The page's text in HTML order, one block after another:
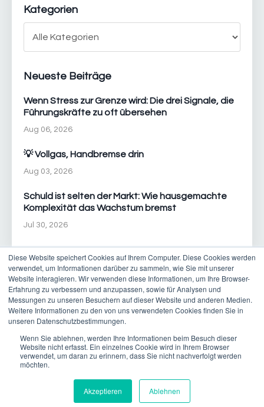
Diese Website speichert Cookies auf Ihrem Computer. Diese Cookies werden
verwendet, um Informationen darüber zu sammeln, wie Sie mit unserer
Website interagieren. Wir verwenden diese Informationen, um Ihre Browser-
Erfahrung zu verbessern und anzupassen, sowie für Analysen und
Messungen zu unseren Besuchern auf dieser Website und anderen Medien.
Weitere Informationen zu den von uns verwendeten Cookies finden Sie in
unseren Datenschutzbestimmungen.
Wenn Sie ablehnen, werden Ihre Informationen beim Besuch dieser
Website nicht erfasst. Ein einzelnes Cookie wird in Ihrem Browser
verwendet, um daran zu erinnern, dass Sie nicht nachverfolgt werden
möchten.
Akzeptieren Ablehnen
Kategorien
Neueste Beiträge
Wenn Stress zur Grenze wird: Die drei Signale, die
Führungskräfte zu oft übersehen
Aug 06, 2026
💡 Vollgas, Handbremse drin
Aug 03, 2026
Schuld ist selten der Markt: Wie hausgemachte
Komplexität das Wachstum bremst
Jul 30, 2026
© 2026 New Pace Consulting AG | T +41 21 601 02 49 | E
contact@new-pace.com
Impressum Datenschutz